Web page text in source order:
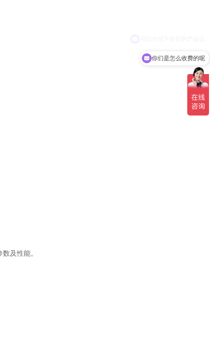
及性能。
你们是怎么收费的呢